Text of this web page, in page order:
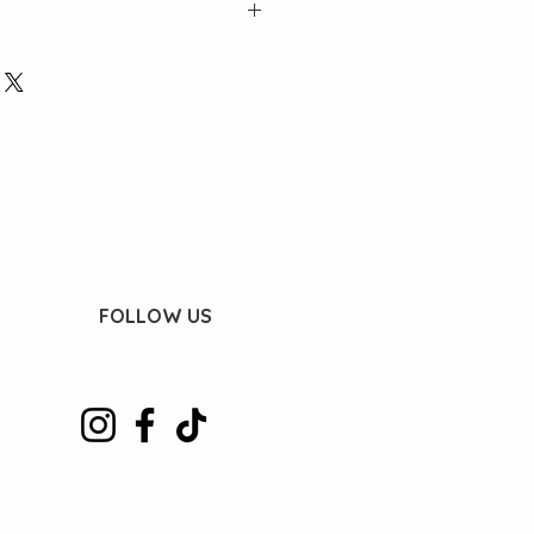
andere voorraad!
FOLLOW US